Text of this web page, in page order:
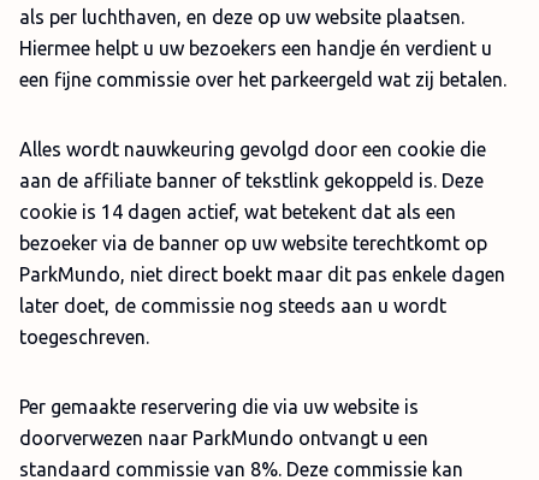
als per luchthaven, en deze op uw website plaatsen.
Hiermee helpt u uw bezoekers een handje én verdient u
een fijne commissie over het parkeergeld wat zij betalen.
Alles wordt nauwkeuring gevolgd door een cookie die
aan de affiliate banner of tekstlink gekoppeld is. Deze
cookie is 14 dagen actief, wat betekent dat als een
bezoeker via de banner op uw website terechtkomt op
ParkMundo, niet direct boekt maar dit pas enkele dagen
later doet, de commissie nog steeds aan u wordt
toegeschreven.
Per gemaakte reservering die via uw website is
doorverwezen naar ParkMundo ontvangt u een
standaard commissie van 8%. Deze commissie kan